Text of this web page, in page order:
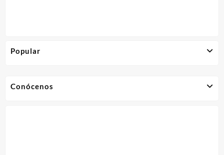
Popular
Conócenos